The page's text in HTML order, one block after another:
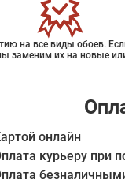
на все виды обоев.
заменим их на новые
онлайн
курьеру при